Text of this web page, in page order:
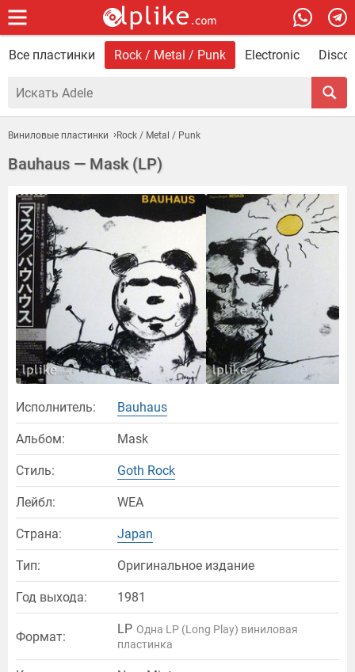
Все пластинки Rock / Metal / Punk Electronic Disco
Виниловые пластинки Rock / Metal / Punk
Bauhaus — Mask (LP)
Исполнитель: Bauhaus
Альбом: Mask
Стиль: Goth Rock
Лейбл: WEA
Страна: Japan
Тип: Оригинальное издание
Год выхода: 1981
Формат: LP Одна LP (Long Play) виниловая
пластинка